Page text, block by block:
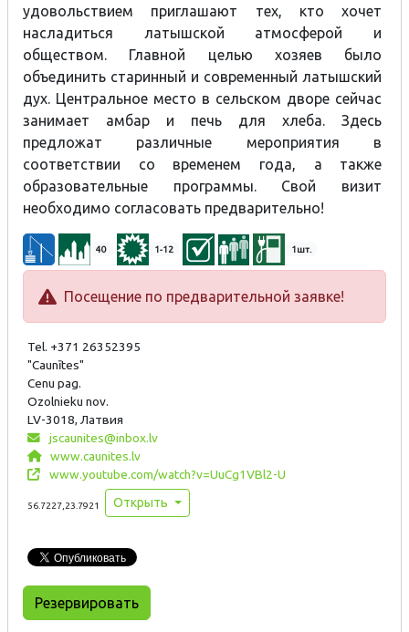
дровяной печи, 2–3 ч.
удовольствием приглашают тех, кто хочет
насладиться латышской атмосферой и
обществом. Главной целью хозяев было
объединить старинный и современный латышский
дух. Центральное место в сельском дворе сейчас
занимает амбар и печь для хлеба. Здесь
предложат различные мероприятия в
соответствии со временем года, а также
образовательные программы. Свой визит
необходимо согласовать предварительно!
40 1-12 1шт.
Посещение по предварительной заявке!
Tel. +371 26352395
"Caunītes"
Cenu pag.
Ozolnieku nov.
LV-3018, Латвия
jscaunites@inbox.lv
www.caunites.lv
www.youtube.com/watch?v=UuCg1VBl2-U
56.7227,23.7921 Открыть
Резервировать